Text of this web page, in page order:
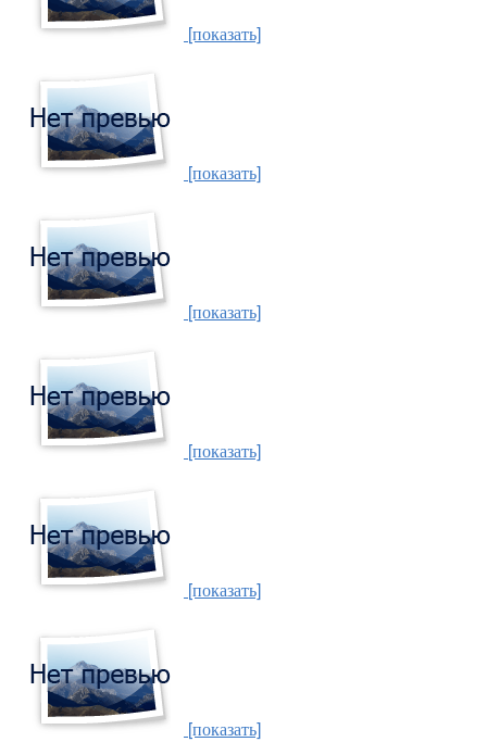
[показать]
[показать]
[показать]
[показать]
[показать]
[показать]